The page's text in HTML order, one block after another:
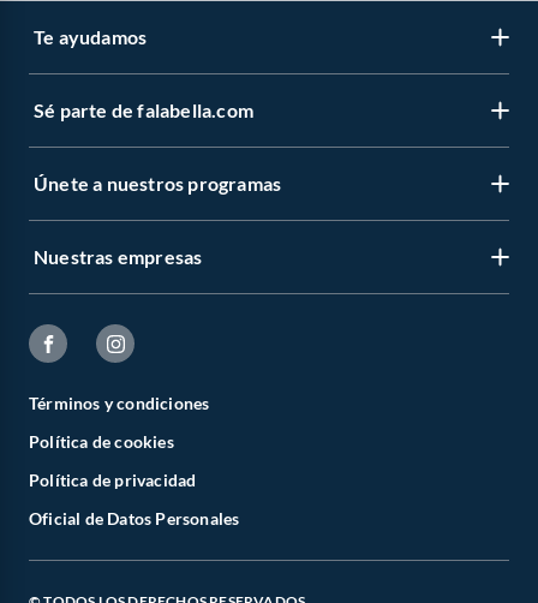
Te ayudamos
Sé parte de falabella.com
Únete a nuestros programas
Nuestras empresas
Términos y condiciones
Política de cookies
Política de privacidad
Oficial de Datos Personales